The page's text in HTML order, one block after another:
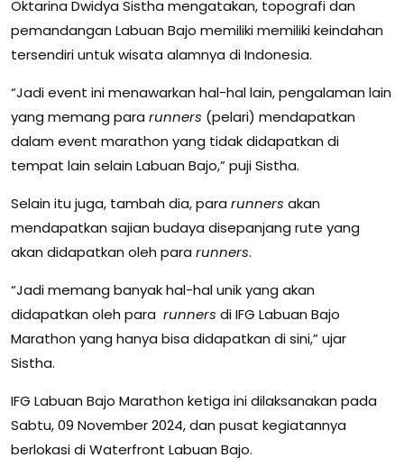
Oktarina Dwidya Sistha mengatakan, topografi dan
pemandangan Labuan Bajo memiliki memiliki keindahan
tersendiri untuk wisata alamnya di Indonesia.
“Jadi event ini menawarkan hal-hal lain, pengalaman lain
yang memang para runners (pelari) mendapatkan
dalam event marathon yang tidak didapatkan di
tempat lain selain Labuan Bajo,” puji Sistha.
Selain itu juga, tambah dia, para runners akan
mendapatkan sajian budaya disepanjang rute yang
akan didapatkan oleh para runners.
“Jadi memang banyak hal-hal unik yang akan
didapatkan oleh para runners di IFG Labuan Bajo
Marathon yang hanya bisa didapatkan di sini,” ujar
Sistha.
IFG Labuan Bajo Marathon ketiga ini dilaksanakan pada
Sabtu, 09 November 2024, dan pusat kegiatannya
berlokasi di Waterfront Labuan Bajo.